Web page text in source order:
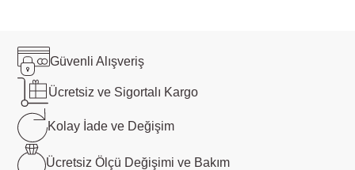
Güvenli Alışveriş
Ücretsiz ve Sigortalı Kargo
Kolay İade ve Değişim
Ücretsiz Ölçü Değişimi ve Bakım